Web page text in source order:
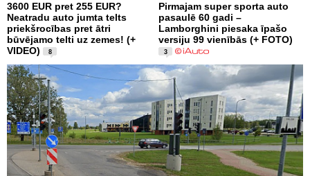
3600 EUR pret 255 EUR?
Neatradu auto jumta telts
priekšrocības pret ātri
būvējamo telti uz zemes! (+
VIDEO)
8
Pirmajam super sporta auto
pasaulē 60 gadi –
Lamborghini piesaka īpašo
versiju 99 vienībās (+ FOTO)
3